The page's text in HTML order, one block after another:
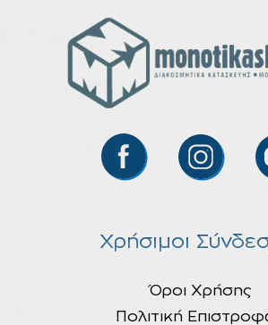
Χρήσιμοι
Όροι Χρήσης
Πολιτική